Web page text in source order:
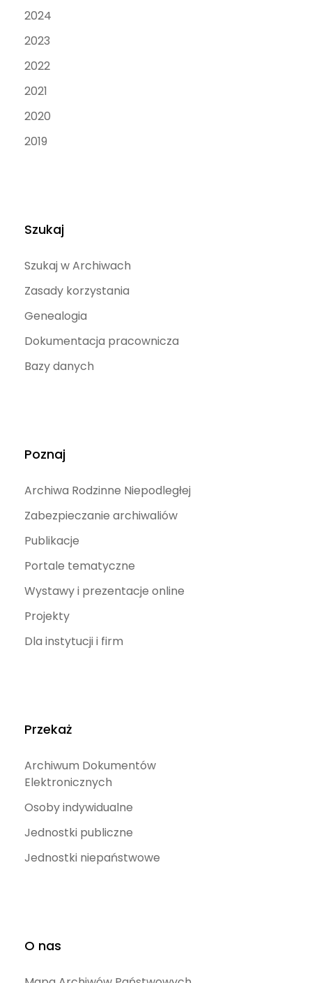
2024
2023
2022
2021
2020
2019
Szukaj
Szukaj w Archiwach
Zasady korzystania
Genealogia
Dokumentacja pracownicza
Bazy danych
Poznaj
Archiwa Rodzinne Niepodległej
Zabezpieczanie archiwaliów
Publikacje
Portale tematyczne
Wystawy i prezentacje online
Projekty
Dla instytucji i firm
Przekaż
Archiwum Dokumentów
Elektronicznych
Osoby indywidualne
Jednostki publiczne
Jednostki niepaństwowe
O nas